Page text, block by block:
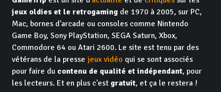
jeux oldies et le retrogaming de 1970 à 2005, sur PC,
Mac, bornes d'arcade ou consoles comme Nintendo
Game Boy, Sony PlayStation, SEGA Saturn, Xbox,
Commodore 64 ou Atari 2600. Le site est tenu par des
vétérans de la presse jeux vidéo qui se sont associés
pour faire du contenu de qualité et indépendant, pour
les lecteurs. Et en plus c'est gratuit, et ça le restera !